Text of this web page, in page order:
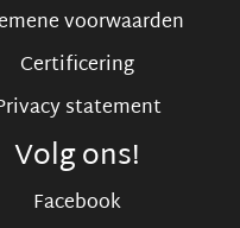
voorwaarden
Certificering
statement
Volg ons!
Facebook